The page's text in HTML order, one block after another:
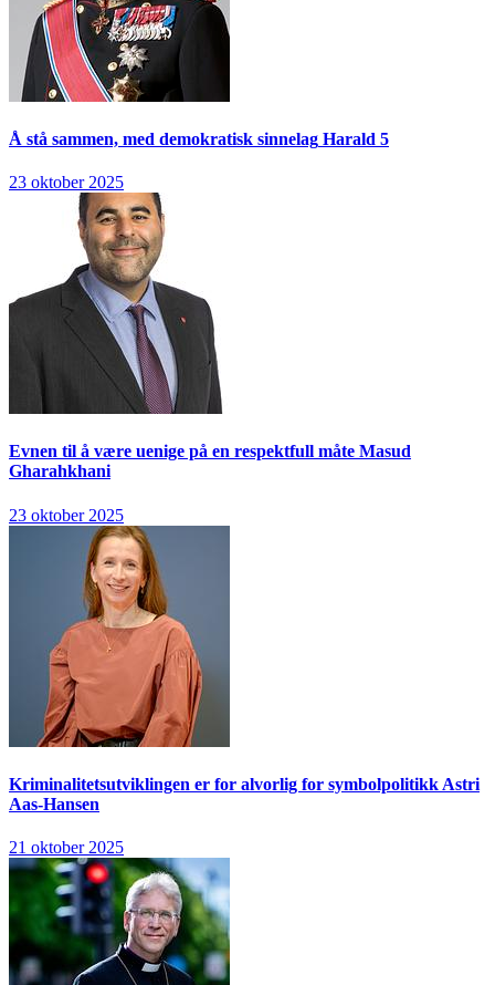
Å stå sammen, med demokratisk sinnelag Harald 5
23 oktober 2025
Evnen til å være uenige på en respektfull måte Masud
Gharahkhani
23 oktober 2025
Kriminalitetsutviklingen er for alvorlig for symbolpolitikk Astri
Aas-Hansen
21 oktober 2025